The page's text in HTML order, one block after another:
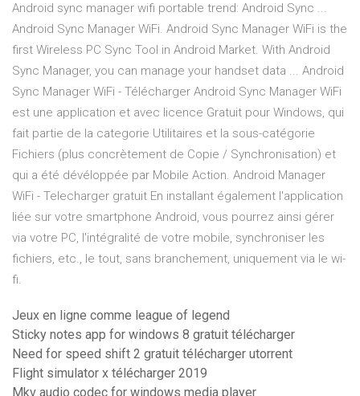
Android sync manager wifi portable trend: Android Sync ...
Android Sync Manager WiFi. Android Sync Manager WiFi is the
first Wireless PC Sync Tool in Android Market. With Android
Sync Manager, you can manage your handset data ... Android
Sync Manager WiFi - Télécharger Android Sync Manager WiFi
est une application et avec licence Gratuit pour Windows, qui
fait partie de la categorie Utilitaires et la sous-catégorie
Fichiers (plus concrètement de Copie / Synchronisation) et
qui a été dévéloppée par Mobile Action. Android Manager
WiFi - Telecharger gratuit En installant également l'application
liée sur votre smartphone Android, vous pourrez ainsi gérer
via votre PC, l'intégralité de votre mobile, synchroniser les
fichiers, etc., le tout, sans branchement, uniquement via le wi-
fi.
Jeux en ligne comme league of legend
Sticky notes app for windows 8 gratuit télécharger
Need for speed shift 2 gratuit télécharger utorrent
Flight simulator x télécharger 2019
Mkv audio codec for windows media player